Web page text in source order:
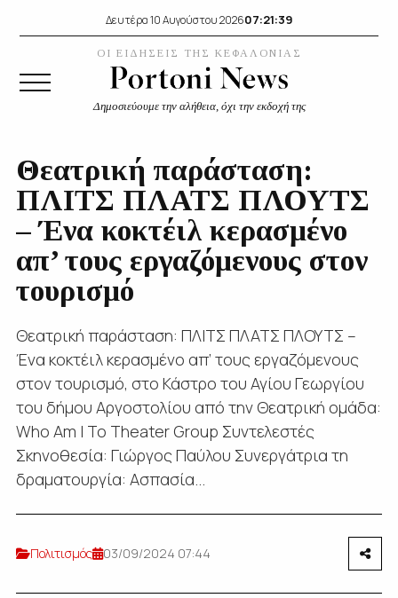
Δευτέρα 10 Αυγούστου 202607:21:41
ΟΙ ΕΙΔΗΣΕΙΣ ΤΗΣ ΚΕΦΑΛΟΝΙΑΣ
Δημοσιεύουμε την αλήθεια, όχι την εκδοχή της
Θεατρική παράσταση:
ΠΛΙΤΣ ΠΛΑΤΣ ΠΛΟΥΤΣ
– Ένα κοκτέιλ κερασμένο
απ’ τους εργαζόμενους στον
τουρισμό
Θεατρική παράσταση: ΠΛΙΤΣ ΠΛΑΤΣ ΠΛΟΥΤΣ –
Ένα κοκτέιλ κερασμένο απ’ τους εργαζόμενους
στον τουρισμό, στο Κάστρο του Αγίου Γεωργίου
του δήμου Αργοστολίου από την Θεατρική ομάδα:
Who Am I To Theater Group Συντελεστές
Σκηνοθεσία: Γιώργος Παύλου Συνεργάτρια τη
δραματουργία: Ασπασία...
Πολιτισμός 03/09/2024 07:44